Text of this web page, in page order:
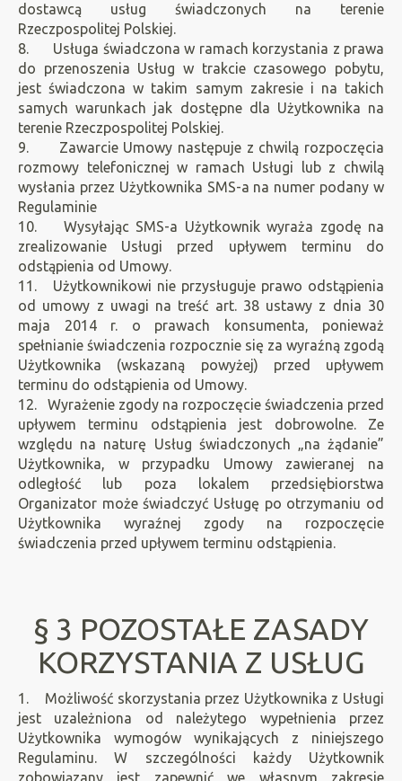
dostawcą usług świadczonych na terenie
Rzeczpospolitej Polskiej.
8. Usługa świadczona w ramach korzystania z prawa
do przenoszenia Usług w trakcie czasowego pobytu,
jest świadczona w takim samym zakresie i na takich
samych warunkach jak dostępne dla Użytkownika na
terenie Rzeczpospolitej Polskiej.
9. Zawarcie Umowy następuje z chwilą rozpoczęcia
rozmowy telefonicznej w ramach Usługi lub z chwilą
wysłania przez Użytkownika SMS-a na numer podany w
Regulaminie
10. Wysyłając SMS-a Użytkownik wyraża zgodę na
zrealizowanie Usługi przed upływem terminu do
odstąpienia od Umowy.
11. Użytkownikowi nie przysługuje prawo odstąpienia
od umowy z uwagi na treść art. 38 ustawy z dnia 30
maja 2014 r. o prawach konsumenta, ponieważ
spełnianie świadczenia rozpocznie się za wyraźną zgodą
Użytkownika (wskazaną powyżej) przed upływem
terminu do odstąpienia od Umowy.
12. Wyrażenie zgody na rozpoczęcie świadczenia przed
upływem terminu odstąpienia jest dobrowolne. Ze
względu na naturę Usług świadczonych „na żądanie”
Użytkownika, w przypadku Umowy zawieranej na
odległość lub poza lokalem przedsiębiorstwa
Organizator może świadczyć Usługę po otrzymaniu od
Użytkownika wyraźnej zgody na rozpoczęcie
świadczenia przed upływem terminu odstąpienia.
§ 3 POZOSTAŁE ZASADY
KORZYSTANIA Z USŁUG
1. Możliwość skorzystania przez Użytkownika z Usługi
jest uzależniona od należytego wypełnienia przez
Użytkownika wymogów wynikających z niniejszego
Regulaminu. W szczególności każdy Użytkownik
zobowiązany jest zapewnić we własnym zakresie